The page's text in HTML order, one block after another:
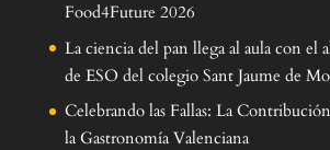
Food4Future 2026
La ciencia del pan llega al aula con el
de ESO del colegio Sant Jaume de
Celebrando las Fallas: La
la Gastronomía Valenciana